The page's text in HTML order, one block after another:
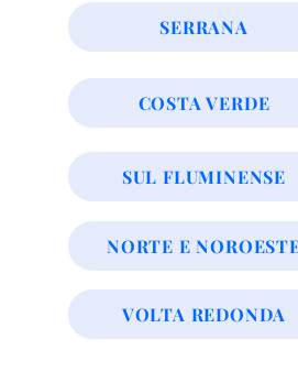
SERRANA
COSTA VERDE
SUL FLUMINENSE
NORTE E
VOLTA REDONDA